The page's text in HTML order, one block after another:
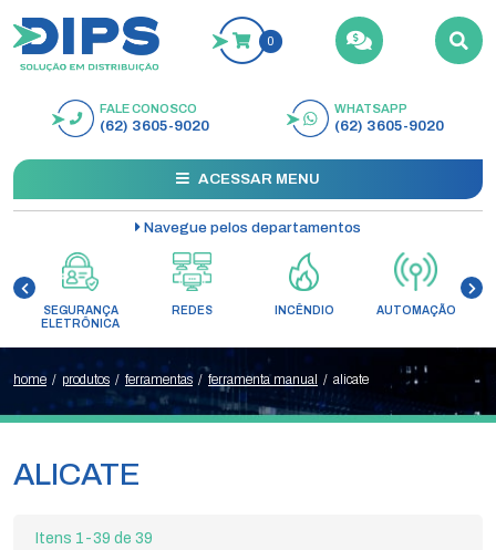
0
BUSCAR
FALE CONOSCO
(62) 3605-9020
WHATSAPP
(62) 3605-9020
ACESSAR MENU
Navegue pelos departamentos
REDES INCÊNDIO AUTOMAÇÃO
CONTROLE DE
home / produtos / ferramentas / ferramenta manual / alicate
ALICATE
Itens 1-39 de 39